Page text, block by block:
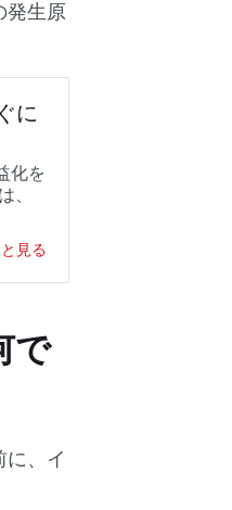
発生原
に
化を
、
見る
で
、イ